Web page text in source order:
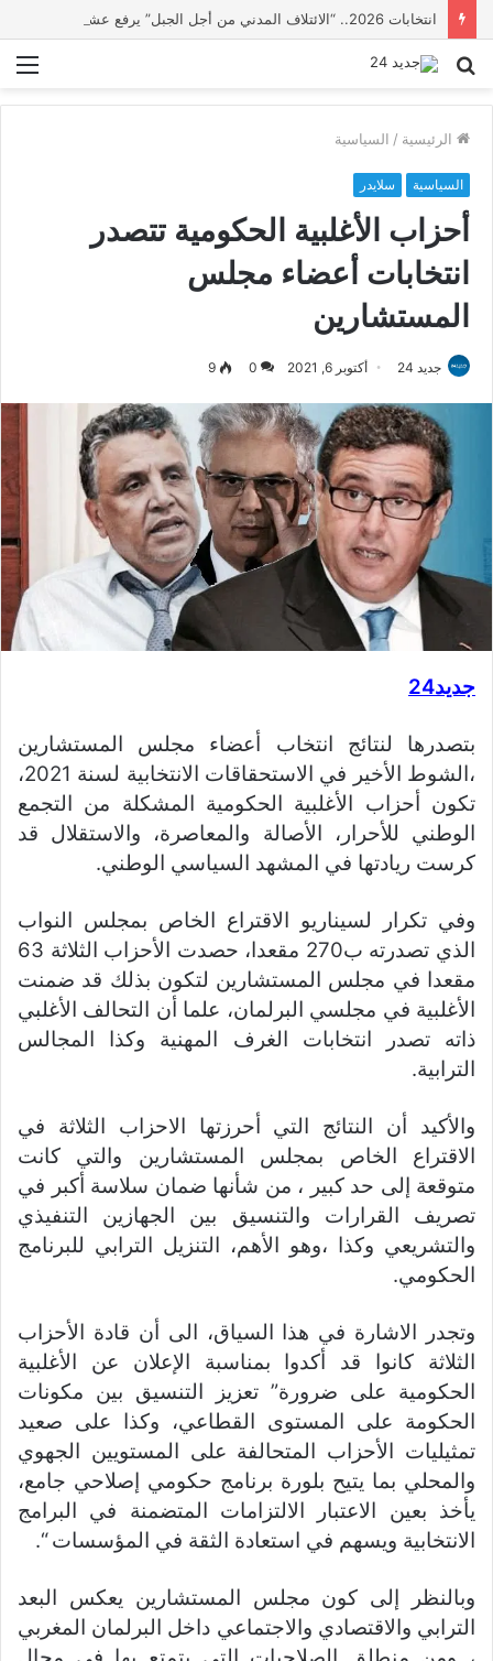
بحث
الرئيسية / السياسية
السياسية سلايدر
أحزاب الأغلبية الحكومية تتصدر
انتخابات أعضاء مجلس
المستشارين
جديد 24 أكتوبر 6, 2021 0
9
جديد24
بتصدرها لنتائج انتخاب أعضاء مجلس المستشارين
،الشوط الأخير في الاستحقاقات الانتخابية لسنة 2021،
تكون أحزاب الأغلبية الحكومية المشكلة من التجمع
الوطني للأحرار، الأصالة والمعاصرة، والاستقلال قد
كرست ريادتها في المشهد السياسي الوطني.
وفي تكرار لسيناريو الاقتراع الخاص بمجلس النواب
الذي تصدرته ب270 مقعدا، حصدت الأحزاب الثلاثة 63
مقعدا في مجلس المستشارين لتكون بذلك قد ضمنت
الأغلبية في مجلسي البرلمان، علما أن التحالف الأغلبي
ذاته تصدر انتخابات الغرف المهنية وكذا المجالس
الترابية.
والأكيد أن النتائج التي أحرزتها الاحزاب الثلاثة في
الاقتراع الخاص بمجلس المستشارين والتي كانت
متوقعة إلى حد كبير ، من شأنها ضمان سلاسة أكبر في
تصريف القرارات والتنسيق بين الجهازين التنفيذي
والتشريعي وكذا ،وهو الأهم، التنزيل الترابي للبرنامج
الحكومي.
وتجدر الاشارة في هذا السياق، الى أن قادة الأحزاب
الثلاثة كانوا قد أكدوا بمناسبة الإعلان عن الأغلبية
الحكومية على ضرورة” تعزيز التنسيق بين مكونات
الحكومة على المستوى القطاعي، وكذا على صعيد
تمثيليات الأحزاب المتحالفة على المستويين الجهوي
والمحلي بما يتيح بلورة برنامج حكومي إصلاحي جامع،
يأخذ بعين الاعتبار الالتزامات المتضمنة في البرامج
الانتخابية ويسهم في استعادة الثقة في المؤسسات “.
وبالنظر إلى كون مجلس المستشارين يعكس البعد
الترابي والاقتصادي والاجتماعي داخل البرلمان المغربي